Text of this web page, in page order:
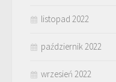
listopad 2022
październik 2022
wrzesień 2022